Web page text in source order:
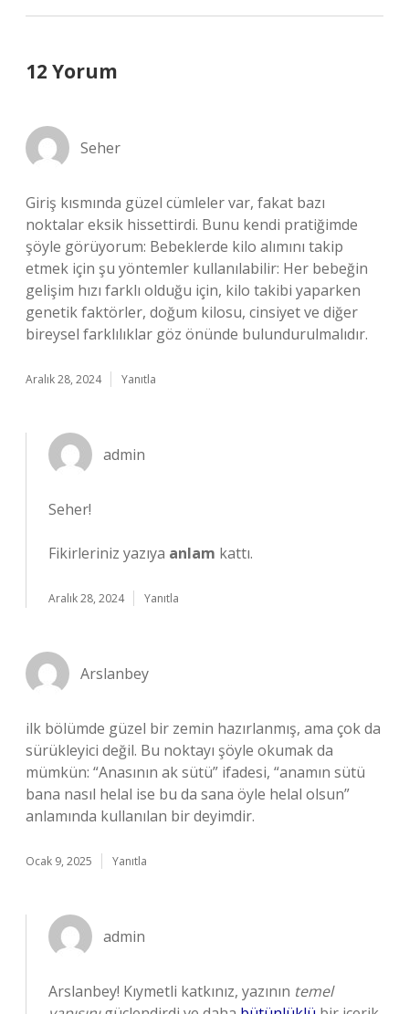
12 Yorum
Seher
Giriş kısmında güzel cümleler var, fakat bazı
noktalar eksik hissettirdi. Bunu kendi pratiğimde
şöyle görüyorum: Bebeklerde kilo alımını takip
etmek için şu yöntemler kullanılabilir: Her bebeğin
gelişim hızı farklı olduğu için, kilo takibi yaparken
genetik faktörler, doğum kilosu, cinsiyet ve diğer
bireysel farklılıklar göz önünde bulundurulmalıdır.
Aralık 28, 2024 Yanıtla
admin
Seher!
Fikirleriniz yazıya anlam kattı.
Aralık 28, 2024 Yanıtla
Arslanbey
ilk bölümde güzel bir zemin hazırlanmış, ama çok da
sürükleyici değil. Bu noktayı şöyle okumak da
mümkün: “Anasının ak sütü” ifadesi, “anamın sütü
bana nasıl helal ise bu da sana öyle helal olsun”
anlamında kullanılan bir deyimdir.
Ocak 9, 2025 Yanıtla
admin
Arslanbey! Kıymetli katkınız, yazının temel